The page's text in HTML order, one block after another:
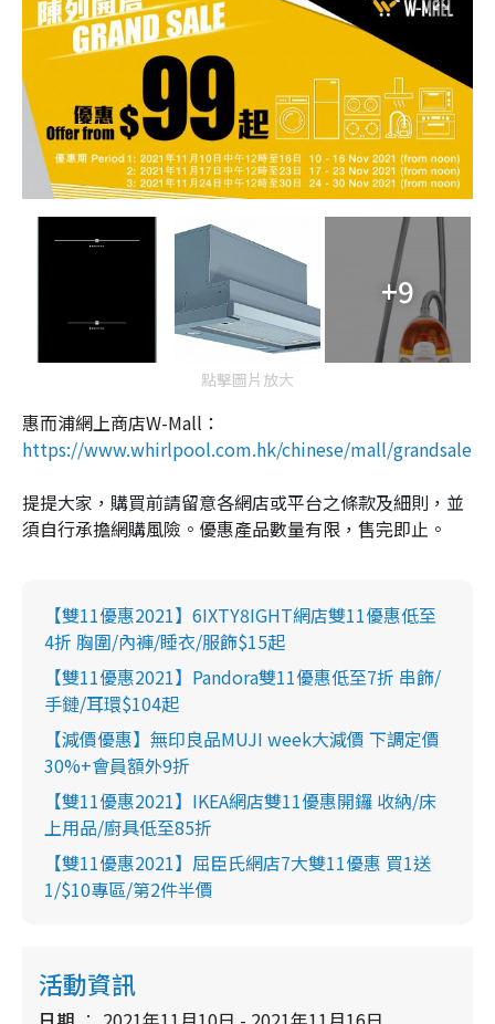
+9
點擊圖片放大
惠而浦網上商店W-Mall：
https://www.whirlpool.com.hk/chinese/mall/grandsale
提提大家，購買前請留意各網店或平台之條款及細則，並
須自行承擔網購風險。優惠產品數量有限，售完即止。
【雙11優惠2021】6IXTY8IGHT網店雙11優惠低至
4折 胸圍/內褲/睡衣/服飾$15起
【雙11優惠2021】Pandora雙11優惠低至7折 串飾/
手鏈/耳環$104起
【減價優惠】無印良品MUJI week大減價 下調定價
30%+會員額外9折
【雙11優惠2021】IKEA網店雙11優惠開鑼 收納/床
上用品/廚具低至85折
【雙11優惠2021】屈臣氏網店7大雙11優惠 買1送
1/$10專區/第2件半價
活動資訊